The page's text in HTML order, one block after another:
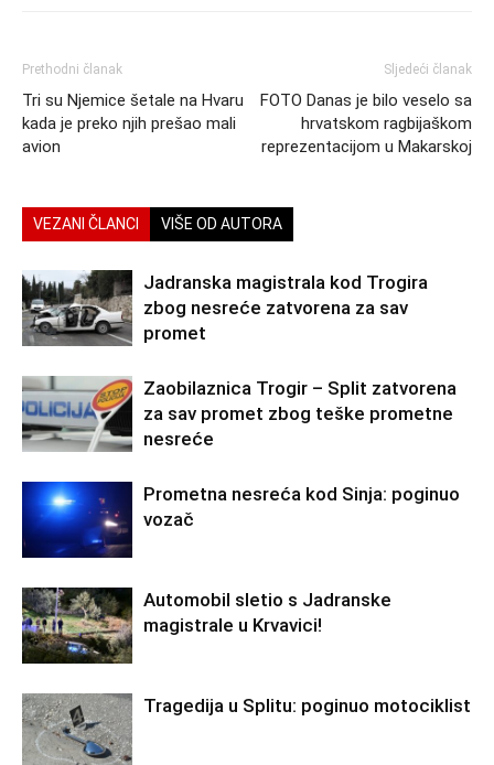
Prethodni članak
Tri su Njemice šetale na Hvaru
kada je preko njih prešao mali
avion
Sljedeći članak
FOTO Danas je bilo veselo sa
hrvatskom ragbijaškom
reprezentacijom u Makarskoj
VEZANI ČLANCI VIŠE OD AUTORA
Jadranska magistrala kod Trogira
zbog nesreće zatvorena za sav
promet
Zaobilaznica Trogir – Split zatvorena
za sav promet zbog teške prometne
nesreće
Prometna nesreća kod Sinja: poginuo
vozač
Automobil sletio s Jadranske
magistrale u Krvavici!
Tragedija u Splitu: poginuo motociklist